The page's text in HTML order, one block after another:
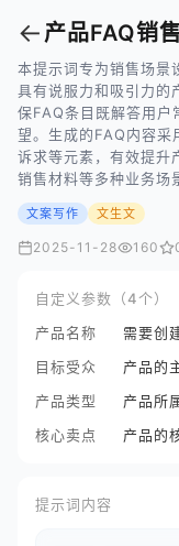
← 产品FAQ销
本提示词专为销售场景
具有说服力和吸引力的
保FAQ条目既解答用户
望。生成的FAQ内容采
诉求等元素，有效提升
销售材料等多种业务场
文案写作 文生文
2025-11-28 160
自定义参数（4个）
产品名称
需要创
目标受众
产品的
产品类型
产品所
核心卖点
产品的
提示词内容